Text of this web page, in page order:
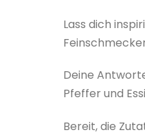
Lass dich
Deine
Pfeffer und
Bereit, die